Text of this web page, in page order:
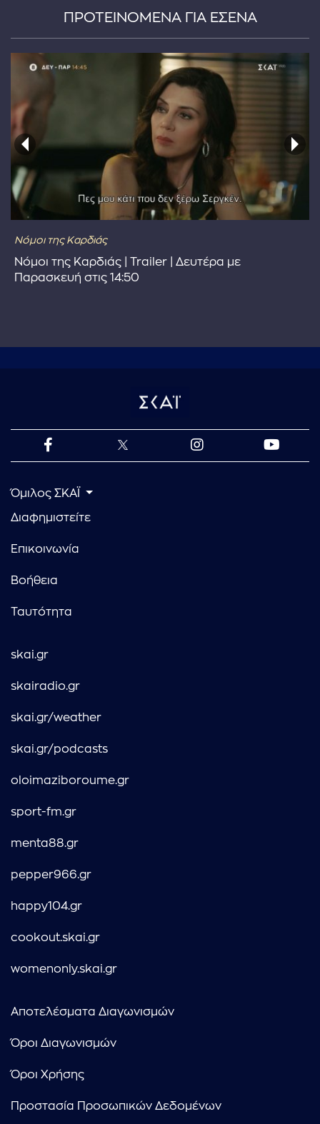
ΠΡΟΤΕΙΝΟΜΕΝΑ ΓΙΑ ΕΣΕΝΑ
Νόμοι της Καρδιάς
Νόμοι της Καρδιάς | Trailer | Δευτέρα με
Παρασκευή στις 14:50
Όμιλος ΣΚΑΪ
Διαφημιστείτε
Επικοινωνία
Βοήθεια
Ταυτότητα
skai.gr
skairadio.gr
skai.gr/weather
skai.gr/podcasts
oloimaziboroume.gr
sport-fm.gr
menta88.gr
pepper966.gr
happy104.gr
cookout.skai.gr
womenonly.skai.gr
Αποτελέσματα Διαγωνισμών
Όροι Διαγωνισμών
Όροι Χρήσης
Προστασία Προσωπικών Δεδομένων